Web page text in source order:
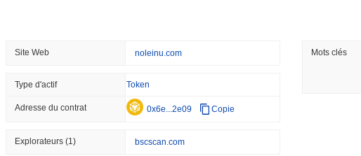
JPYC lève 38 millions de dollars
August 07 2026(1 day ago)
'Extrêmement mauvais' : l'équipe
Site Web noleinu.com
Type d'actif Token
Adresse du contrat 0x6e...2e09 Copie
Explorateurs(1) bscscan.com
Mots clés